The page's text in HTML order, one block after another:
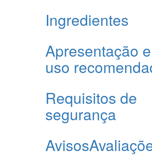
Ingredientes
Apresentação e
uso
Requisitos de
segurança
Avisos